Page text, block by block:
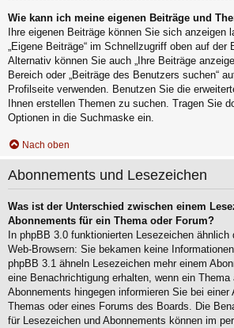
Wie kann ich meine eigenen Beiträge und
Ihre eigenen Beiträge können Sie sich anzeigen
„Eigene Beiträge“ im Schnellzugriff oben auf der
Alternativ können Sie auch „Ihre Beiträge
Bereich oder „Beiträge des Benutzers suchen“
Profilseite verwenden. Benutzen Sie die
Ihnen erstellen Themen zu suchen. Tragen Sie
Optionen in die Suchmaske ein.
Nach oben
Abonnements und Lesezeichen
Was ist der Unterschied zwischen einem
Abonnements für ein Thema oder Forum?
In phpBB 3.0 funktionierten Lesezeichen ähnlich
Web-Browsern: Sie bekamen keine
phpBB 3.1 ähneln Lesezeichen mehr einem
eine Benachrichtigung erhalten, wenn ein Thema
Abonnements hingegen informieren Sie bei einer
Themas oder eines Forums des Boards. Die
für Lesezeichen und Abonnements können im